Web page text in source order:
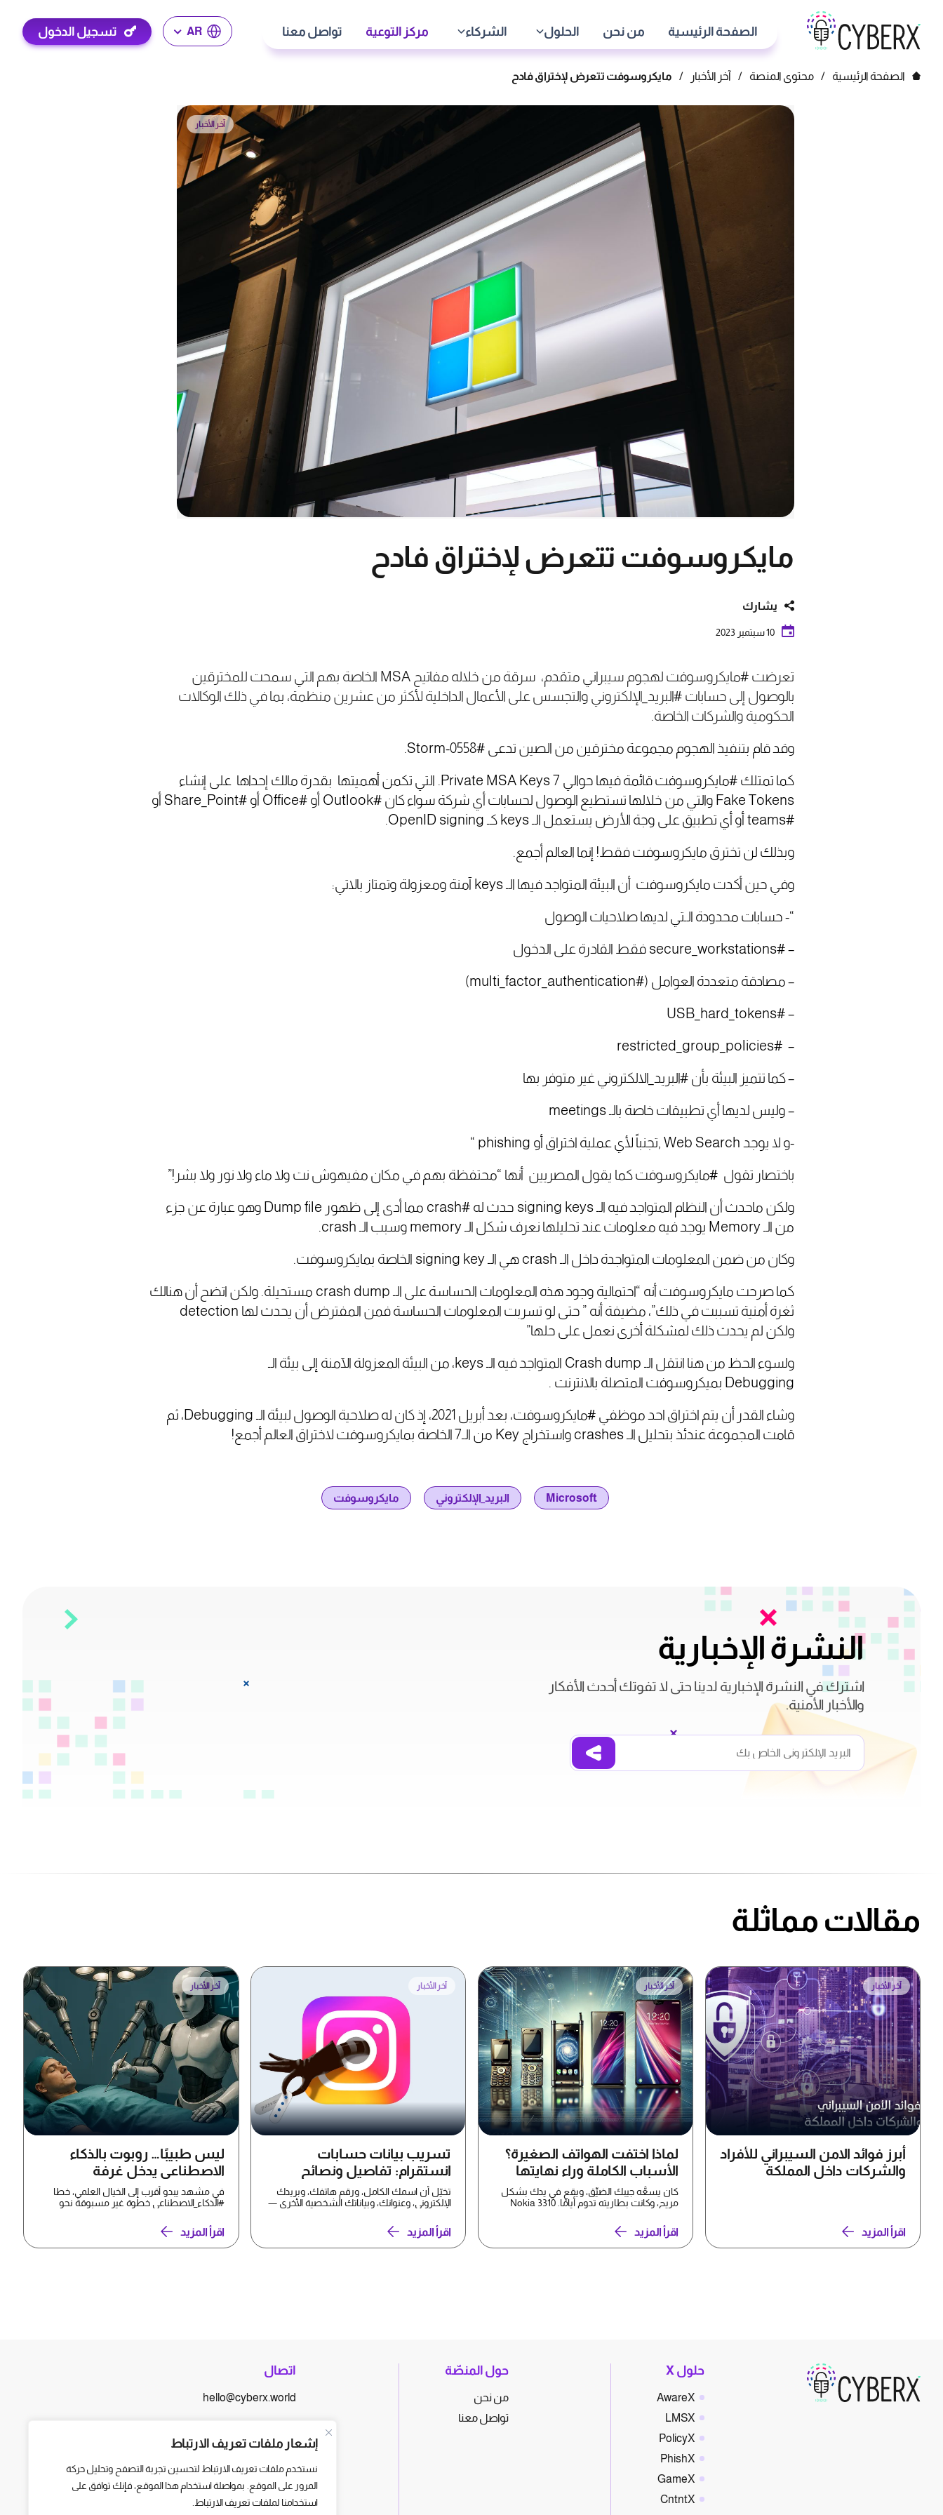
إشعار ملفات تعريف الارتباط
نستخدم ملفات تعريف الارتباط لتحسين تجربة التصفح وتحليل حركة
المرور على الموقع. بمواصلة استخدام هذا الموقع، فإنك توافق على
استخدامنا لملفات تعريف الارتباط.
الصفحة الرئيسية من نحن الحلول الشركاء مركز التوعية تواصل معنا AR تسجيل الدخول
الصفحة الرئيسية / محتوى المنصة / آخر الأخبار / مايكروسوفت تتعرض لإختراق فادح
آخر الأخبار
مايكروسوفت تتعرض لإختراق فادح
يشارك
10 سبتمبر 2023
تعرضت #مايكروسوفت لهجوم سيبراني متقدم، سرقة من خلاله مفاتيح MSA الخاصة بهم التي سمحت للمخترقين
بالوصول إلى حسابات #البريد_الإلكتروني والتجسس على الأعمال الداخلية لأكثر من عشرين منظمة، بما في ذلك الوكالات
الحكومية والشركات الخاصة.
وقد قام بتنفيذ الهجوم مجموعة مخترقين من الصين تدعى #Storm-0558.
كما تمتلك #مايكروسوفت قائمة فيها حوالي 7 Private MSA Keys. التي تكمن أهميتها بقدرة مالك إحداها على إنشاء
Fake Tokens والتي من خلالها تستطيع الوصول لحسابات أي شركة سواء كان #Outlook أو #Office أو #Share_Point أو
#teams أو أي تطبيق على وجة الأرض يستعمل الـ keys كـ OpenID signing.
وبذلك لن تخترق مايكروسوفت فقط! إنما العالم أجمع.
وفي حين أكدت مايكروسوفت أن البيئة المتواجد فيها الـ keys آمنة ومعزولة وتمتاز بالاتي:
“- حسابات محدودة الـتي لديها صلاحيات الوصول
– #secure_workstations فقط القادرة على الدخول
– مصادقة متعددة العوامل (#multi_factor_authentication)
– #USB_hard_tokens
– #restricted_group_policies
– كما تتميز البيئة بأن #البريد_الالكتروني غير متوفر بها
– وليس لديها أي تطبيقات خاصة بالـ meetings
-و لا يوجد Web Search ,تجنباً لأي عملية اختراق أو phishing “
باختصار تقول #مايكروسوفت كما يقول المصريين أنها “محتفظة بهم في مكان مفيهوش نت ولا ماء ولا نور ولا بشر!”
ولكن ماحدث أن النظام المتواجد فيه الـ signing keys حدث له #crash مما أدى إلى ظهور Dump file وهو عبارة عن جزء
من الـ Memory يوجد فيه معلومات عند تحليلها نعرف شكل الـ memory وسبب الـ crash.
وكان من ضمن المعلومات المتواجدة داخل الـ crash هي الـ signing key الخاصة بمايكروسوفت.
كما صرحت مايكروسوفت أنه “احتمالية وجود هذه المعلومات الحساسة على الـ crash dump مستحيلة. ولكن اتضح أن هنالك
ثغرة أمنية تسببت في ذلك”، مضيفة أنه
” حتى لو تسربت المعلومات الحساسة فمن المفترض أن يحدث لها detection
ولكن لم يحدث ذلك لمشكلة أخرى نعمل على حلها”
ولسوء الحظ من هنا انتقل الـ Crash dump المتواجد فيه الـ keys، من البيئة المعزولة الآمنة إلى بيئة الـ
Debugging بميكروسوفت المتصلة بالانترنت .
وشاء القدر أن يتم اختراق احد موظفي #مايكروسوفت، بعد أبريل 2021، إذ كان له صلاحية الوصول لبيئة الـ Debugging، ثم
قامت المجموعة عندئذ بتحليل الـ crashes واستخراج Key من الـ7 الخاصة بمايكروسوفت لاختراق العالم أجمع!
Microsoft البريد_الإلكتروني مايكروسوفت
النشرة الإخبارية
اشترك في النشرة الإخبارية لدينا حتى لا تفوتك أحدث الأفكار
والأخبار الأمنية.
مقالات مماثلة
آخر الأخبار
أبرز فوائد الامن السيبراني للأفراد
والشركات داخل المملكة
اقرأ المزيد
آخر الأخبار
لماذا اختفت الهواتف الصغيرة؟
الأسباب الكاملة وراء نهايتها
كان يسعُّه جيبك الضيِّق، ويقع في يدك بشكل
مريح، وكانت بطاريته تدوم أيامًا. Nokia 3310
اقرأ المزيد
آخر الأخبار
تسريب بيانات حسابات
انستقرام: تفاصيل ونصائح
لحماية بياناتك
تخيّل أن اسمك الكامل، ورقم هاتفك، وبريدك
الإلكتروني، وعنوانك، وبياناتك الشخصية الأخرى —
اقرأ المزيد
آخر الأخبار
ليس طبيبًا… روبوت بالذكاء
الاصطناعي يدخل غرفة
العمليات
في مشهد يبدو أقرب إلى الخيال العلمي، خطا
#الذكاء_الاصطناعي خطوة غير مسبوقة نحو
اقرأ المزيد
حلول X
AwareX
LMSX
PolicyX
PhishX
GameX
CntntX
حول المنصّة
من نحن
تواصل معنا
اتصال
hello@cyberx.world